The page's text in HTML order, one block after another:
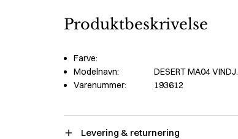
Produktbeskrivelse
Farve:
Modelnavn:
DESERT MA04 VINDJ.
Varenummer:
193612
Levering & returnering